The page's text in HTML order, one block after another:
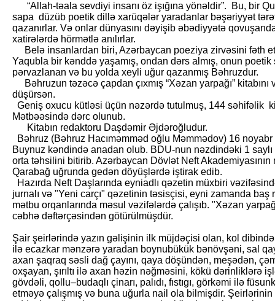
“Allah-təala sevdiyi insanı öz işığına yönəldir”. Bu, bir
sapa düzüb poetik dillə xarüqələr yaradanlar bəşəriyyət
qazanırlar. Və onlar dünyasını dəyişib əbədiyyətə
xatirələrdə hörmətlə anılırlar.
Belə insanlardan biri, Azərbaycan poeziya zirvəsini fəth
Yaqubla bir kənddə yaşamış, ondan dərs almış, onun
pərvazlanan və bu yolda xeyli uğur qazanmış Bəhruzdur.
Bəhruzun təzəcə çapdan çıxmış “Xəzan yarpağı”
düşürsən.
Geniş oxucu kütləsi üçün nəzərdə tutulmuş, 144 səhifəlik
Mətbəəsində dərc olunub.
Kitabın redaktoru Daşdəmir Əjdəroğludur.
Bəhruz (Bəhruz Hacıməmməd oğlu Məmmədov) 16
Buynuz kəndində anadan olub. BDU-nun nəzdindəki 1
orta təhsilini bitirib. Azərbaycan Dövlət Neft
Qarabağ uğrunda gedən döyüşlərdə iştirak edib.
Hazırda Neft Daşlarında eyniadlı qəzetin müxbiri
jurnalı və "Yeni carçı" qəzetinin təsisçisi, eyni zamanda
mətbu orqanlarında məsul vəzifələrdə çalışıb. "Xəzan
cəbhə dəftərçəsindən götürülmüşdür.
Şair şeirlərində yazın gəlişinin ilk müjdəçisi olan, kol
ilə ecazkar mənzərə yaradan boynubükük bənövşəni, sal
axan şaqraq səsli dağ çayını, qaya döşündən, meşədən,
oxşayan, şırıltı ilə axan həzin nəğməsini, kökü dərinliklərə
gövdəli, qollu–budaqlı çinarı, palıdı, fıstıgı, görkəmi ilə
etməyə çalışmış və buna uğurla nail ola bilmişdir.